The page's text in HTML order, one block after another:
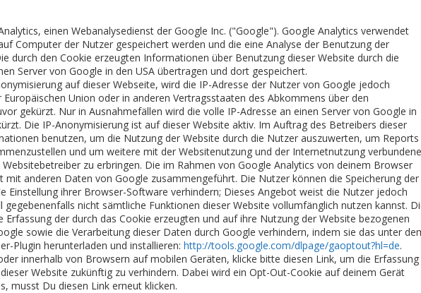
einen Webanalysedienst der Google Inc. ("Google"). Google Analytics verwendet
Computer der Nutzer gespeichert werden und die eine Analyse der Benutzung der
durch den Cookie erzeugten Informationen über Benutzung dieser Website durch die
Server von Google in den USA übertragen und dort gespeichert.
auf dieser Webseite, wird die IP-Adresse der Nutzer von Google jedoch
Union oder in anderen Vertragsstaaten des Abkommens über den
gekürzt. Nur in Ausnahmefällen wird die volle IP-Adresse an einen Server von Google in
Die IP-Anonymisierung ist auf dieser Website aktiv. Im Auftrag des Betreibers dieser
benutzen, um die Nutzung der Website durch die Nutzer auszuwerten, um Reports
und um weitere mit der Websitenutzung und der Internetnutzung verbundene
zu erbringen. Die im Rahmen von Google Analytics von deinem Browser
mit anderen Daten von Google zusammengeführt. Die Nutzer können die Speicherung der
Einstellung ihrer Browser-Software verhindern; Dieses Angebot weist die Nutzer jedoch
gegebenenfalls nicht sämtliche Funktionen dieser Website vollumfänglich nutzen kannst.
Erfassung der durch das Cookie erzeugten und auf ihre Nutzung der Website bezogenen
sowie die Verarbeitung dieser Daten durch Google verhindern, indem sie das unter
Plugin herunterladen und installieren: http://tools.google.com/dlpage/gaoptout?hl=de.
innerhalb von Browsern auf mobilen Geräten, klicke bitte diesen Link, um die Erfassung
Website zukünftig zu verhindern. Dabei wird ein Opt-Out-Cookie auf deinem Gerät
musst Du diesen Link erneut klicken.